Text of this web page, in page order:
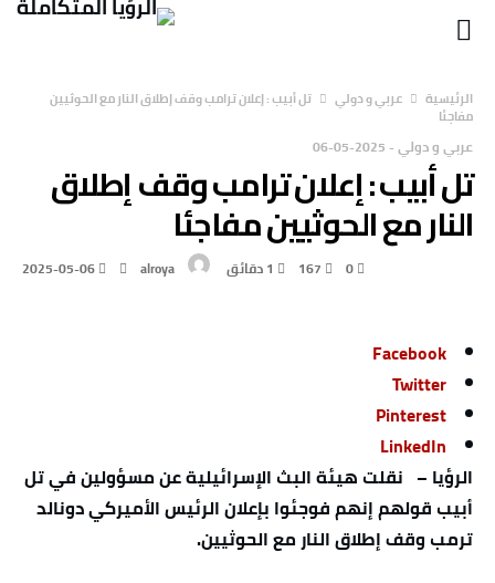
‫الرئيسية‬ عربي و دولي
تل أبيب : إعلان ترامب وقف إطلاق النار مع الحوثيين
مفاجئا
عربي و دولي-
2025-05-06
تل أبيب : إعلان ترامب وقف إطلاق
النار مع الحوثيين مفاجئا
alroya
2025-05-06 167 1 ‫دقائق‬
Facebook
Twitter
Pinterest
LinkedIn
الرؤيا – نقلت هيئة البث الإسرائيلية عن مسؤولين في تل
أبيب قولهم إنهم فوجئوا بإعلان الرئيس الأميركي دونالد
ترمب وقف إطلاق النار مع الحوثيين.